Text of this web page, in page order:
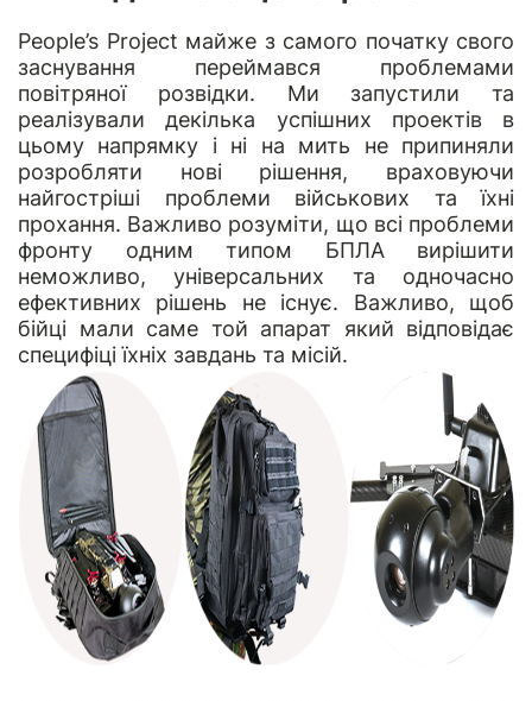
People’s Project майже з самого початку свого
заснування переймався проблемами
повітряної розвідки. Ми запустили та
реалізували декілька успішних проектів в
цьому напрямку і ні на мить не припиняли
розробляти нові рішення, враховуючи
найгостріші проблеми військових та їхні
прохання. Важливо розуміти, що всі проблеми
фронту одним типом БПЛА вирішити
неможливо, універсальних та одночасно
ефективних рішень не існує. Важливо, щоб
бійці мали саме той апарат який відповідає
специфіці їхніх завдань та місій.